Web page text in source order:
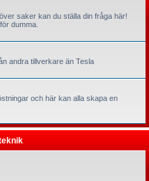
saker kan du ställa din fråga här!
dumma.
andra tillverkare än Tesla
och här kan alla skapa en